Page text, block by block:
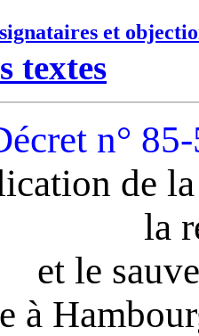
et
textes
n°
de
la
et le
à